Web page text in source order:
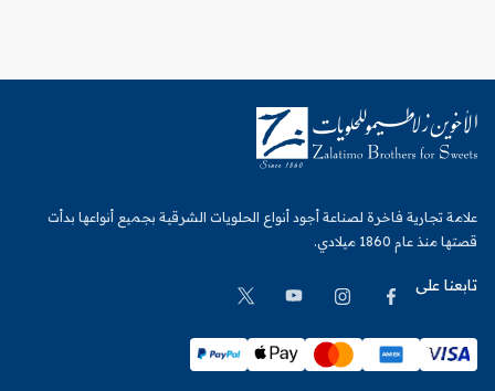
علامة تجارية فاخرة لصناعة أجود أنواع الحلويات الشرقية بجميع أنواعها بدأت
قصتها منذ عام 1860 ميلادي.
تابعنا على